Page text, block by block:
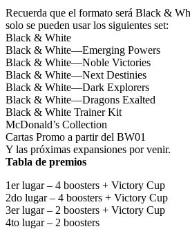
Recuerda que el formato será Black &
solo se pueden usar los siguientes set:
Black & White
Black & White—Emerging Powers
Black & White—Noble Victories
Black & White—Next Destinies
Black & White—Dark Explorers
Black & White—Dragons Exalted
Black & White Trainer Kit
McDonald’s Collection
Cartas Promo a partir del BW01
Y las próximas expansiones por venir.
Tabla de premios
1er lugar – 4 boosters + Victory Cup
2do lugar – 4 boosters + Victory Cup
3er lugar – 2 boosters + Victory Cup
4to lugar – 2 boosters